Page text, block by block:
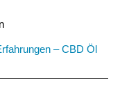
Cannabinoide als
– CBD Öl